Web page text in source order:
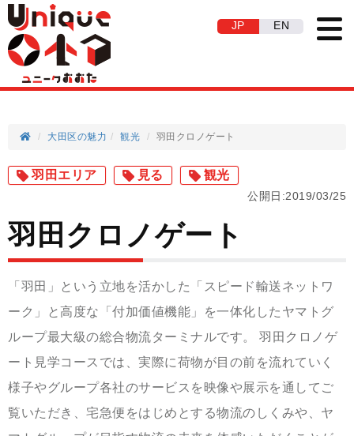
JP EN
大田区の魅力 観光 羽田クロノゲート
羽田エリア 見る 観光
公開日:2019/03/25
羽田クロノゲート
「羽田」という立地を活かした「スピード輸送ネットワ
ーク」と高度な「付加価値機能」を一体化したヤマトグ
ループ最大級の総合物流ターミナルです。 羽田クロノゲ
ート見学コースでは、実際に荷物が目の前を流れていく
様子やグループ各社のサービスを映像や展示を通してご
覧いただき、宅急便をはじめとする物流のしくみや、ヤ